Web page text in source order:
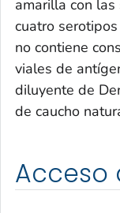
amarilla con
cuatro
no contiene
viales de
diluyente de
de caucho
Acceso